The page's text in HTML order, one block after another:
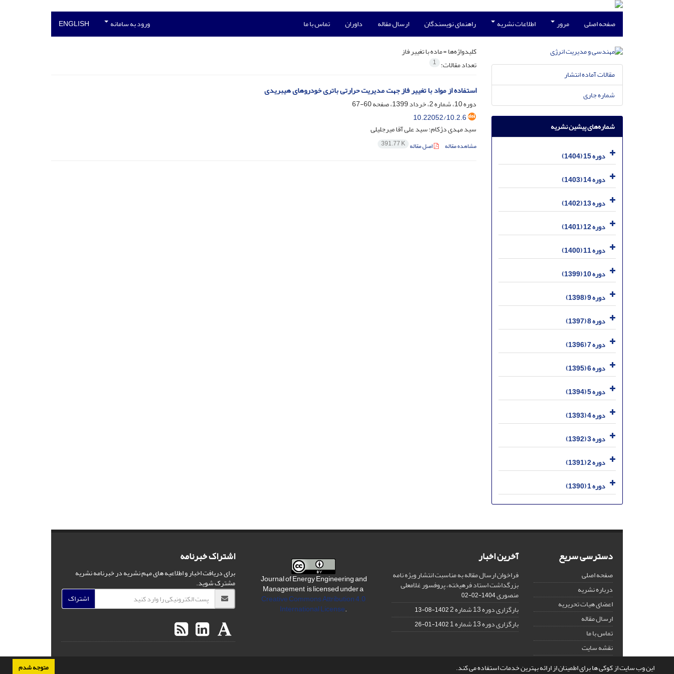
این وب سایت از کوکی ها برای اطمینان از ارائه بهترین خدمات استفاده می کند. متوجه شدم
صفحه اصلی مرور اطلاعات نشریه راهنمای نویسندگان ارسال مقاله داوران تماس با ما ورود به سامانه ENGLISH
کلیدواژه‌ها =ماده با تغییر فاز
تعداد مقالات: 1
استفاده از مواد با تغییر فاز جهت مدیریت حرارتی باتری خودروهای هیبریدی
دوره 10، شماره 2، خرداد 1399، صفحه
60-67
10.22052/10.2.6
سید مهدی دژکام؛ سید علی آقا میرجلیلی
مشاهده مقاله اصل مقاله 391.77 K
مقالات آماده انتشار
شماره جاری
شماره‌های پیشین نشریه
دوره 15 (1404)
دوره 14 (1403)
دوره 13 (1402)
دوره 12 (1401)
دوره 11 (1400)
دوره 10 (1399)
دوره 9 (1398)
دوره 8 (1397)
دوره 7 (1396)
دوره 6 (1395)
دوره 5 (1394)
دوره 4 (1393)
دوره 3 (1392)
دوره 2 (1391)
دوره 1 (1390)
دسترسی سریع
صفحه اصلی
درباره نشریه
اعضای هیات تحریریه
ارسال مقاله
تماس با ما
نقشه سایت
آخرین اخبار
فراخوان ارسال مقاله به مناسبت انتشار ویژه نامه
بزرگداشت استاد فرهیخته، پروفسور غلامعلی
منصوری1404-02-02
بارگزاری دوره 13 شماره 2 1402-08-13
بارگزاری دوره 13 شماره 1 1402-01-26
Journal of Energy Engineering and
Management is licensed under a
Creative Commons Attribution 4.0
International License.
اشتراک خبرنامه
برای دریافت اخبار و اطلاعیه های مهم نشریه در خبرنامه نشریه
مشترک شوید.
اشتراک